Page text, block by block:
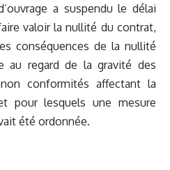
a suspendu le délai
valoir la nullité du contrat,
conséquences de la nullité
au regard de la gravité des
conformités affectant la
pour lesquels une mesure
été ordonnée.